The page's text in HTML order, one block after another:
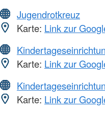
Jugendrotkreuz
Karte: Link zur
Karte: Link zur
Karte: Link zur